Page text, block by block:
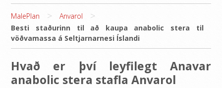
MalePlan > Anvarol >
Besti staðurinn til að kaupa anabolic stera til
vöðvamassa á Seltjarnarnesi Íslandi
Hvað er því leyfilegt Anavar
anabolic stera stafla Anvarol